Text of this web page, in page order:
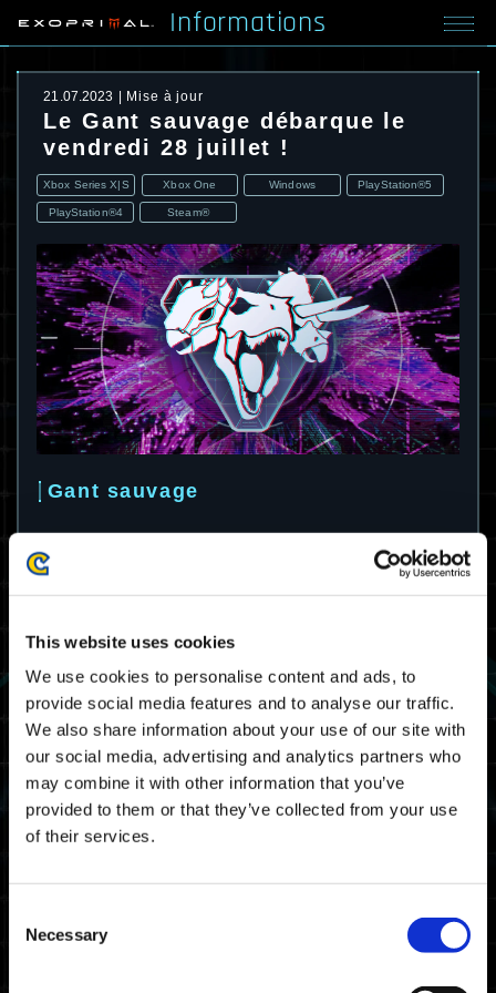
This website uses cookies
We use cookies to personalise content and ads, to
provide social media features and to analyse our traffic.
We also share information about your use of our site with
our social media, advertising and analytics partners who
may combine it with other information that you’ve
provided to them or that they’ve collected from your use
of their services.
Selection
Necessary
Informations
21.07.2023 Mise à jour
Le Gant sauvage débarque le
vendredi 28 juillet !
Xbox Series X|S Xbox One Windows PlayStation®5
PlayStation®4 Steam®
Gant sauvage
cinq joueurs forment une équipe et doivent
que vous êtes l'élite des exocombattants.
Les objectifs de mission restent identiques
pendant toute la durée de chaque événement
Gant sauvage, donc n'hésitez pas à
recommencer afin de trouver des façons
d'optimiser votre stratégie pour terminer la
mission le plus rapidement possible. Des
joueurs du monde entier sont en compétition
pour déterminer qui sera le plus rapide, avec
Conditions de participation